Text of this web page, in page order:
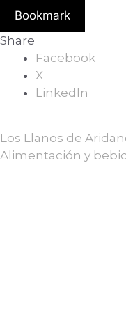
Bookmark
Share
Facebook
X
LinkedIn
Los Llanos de
Alimentación y